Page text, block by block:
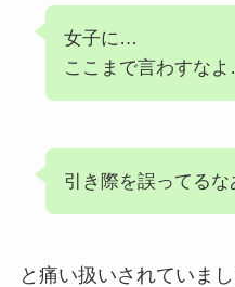
女子に…
ここまで言わすな
引き際を誤ってるな
と痛い扱いされていまし